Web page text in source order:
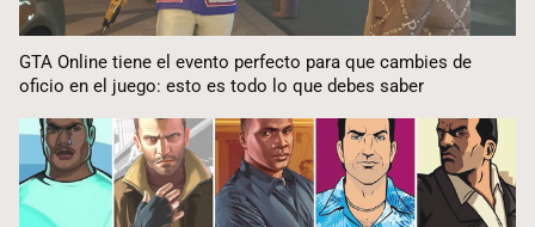
GTA Online tiene el evento perfecto para que cambies de
oficio en el juego: esto es todo lo que debes saber